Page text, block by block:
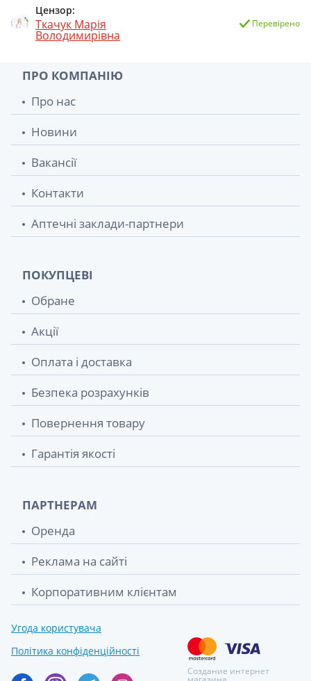
Цензор:
Ткачук Марія
Володимирівна
Перевірено
ПРО КОМПАНІЮ
Про нас
Новини
Вакансії
Контакти
Аптечні заклади-партнери
ПОКУПЦЕВІ
Обране
Акції
Оплата і доставка
Безпека розрахунків
Повернення товару
Гарантія якості
ПАРТНЕРАМ
Оренда
Реклама на сайті
Корпоративним клієнтам
Угода користувача
Політика конфіденційності
Создание интернет